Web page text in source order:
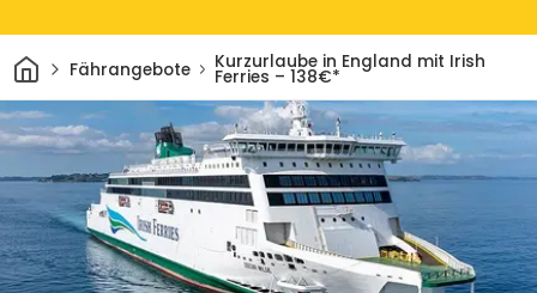
HeimFährangebote Kurzurlaube in England mit Irish
Ferries – 138€*